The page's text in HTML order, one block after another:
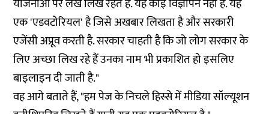
योजनाओं पर लेख लिखे रहते हैं. यह कोई विज्ञापन नहीं है. यह
एक 'एडवटोरियल' है जिसे अखबार लिखता है और सरकारी
एजेंसी अप्रूव करती है. सरकार चाहती है कि जो लोग सरकार के
लिए अच्छा लिख रहे हैं उनका नाम भी प्रकाशित हो इसलिए
बाइलाइन दी जाती है."
वह आगे बताते हैं, "हम पेज के निचले हिस्से में मीडिया सॉल्यूशन